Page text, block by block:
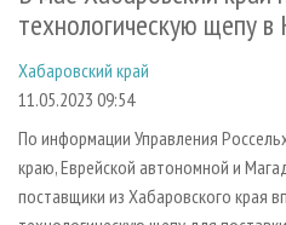
ЛЕСОПИЛЕНИЕ
СУШКА ДРЕВЕСИНЫ
ПРОИЗВОДСТВО
ДЕРЕВЯННОЕ
ПРОИЗВОДСТВО МЕБЕЛИ
НОВОСТИ ЖУРНАЛА
ПРЕДПРИЯТИЯ ЛПК
ПЕРСОНЫ
МОБИЛЬНЫЕ ВЫСТАВКИ
ОФИЦИАЛЬНЫЕ ДЕЛЕГАЦИИ
ПРИОРИТЕТНЫЕ
АРХИВ ЖУРНАЛОВ
О ЖУРНАЛЕ
ПОДПИСКА
КОНТАКТЫ
РЕКЛАМОДАТЕЛЯМ
РЕКЛАМА
РЕКЛАМА НА САЙТЕ
технологическую щепу в
Хабаровский край
11.05.2023 09:54
По информации Управления
краю, Еврейской автономной и
поставщики из Хабаровского края